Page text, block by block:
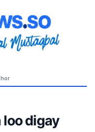
hor
loo digay